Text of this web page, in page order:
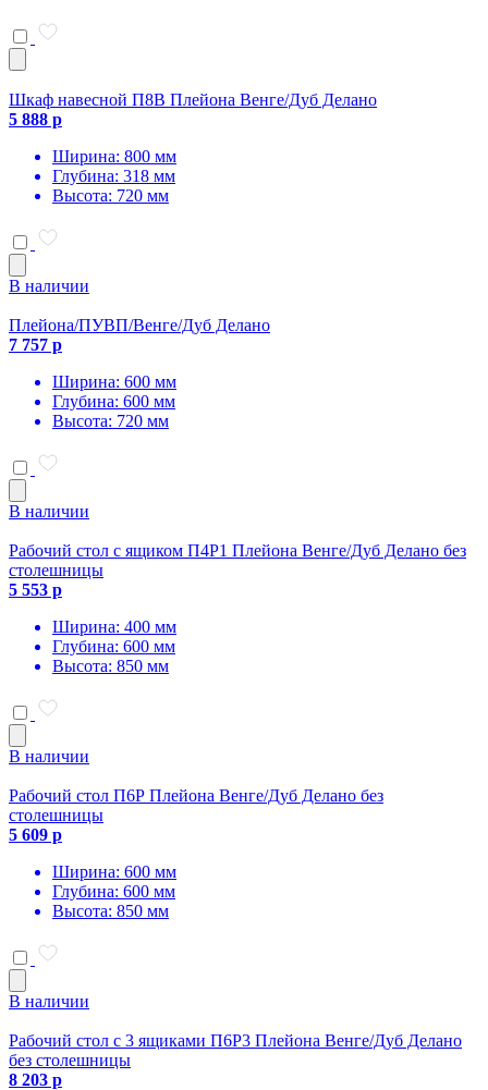
Шкаф навесной П8В Плейона Венге/Дуб Делано
5 888 р
Ширина: 800 мм
Глубина: 318 мм
Высота: 720 мм
В наличии
Плейона/ПУВП/Венге/Дуб Делано
7 757 р
Ширина: 600 мм
Глубина: 600 мм
Высота: 720 мм
В наличии
Рабочий стол с ящиком П4Р1 Плейона Венге/Дуб Делано без
столешницы
5 553 р
Ширина: 400 мм
Глубина: 600 мм
Высота: 850 мм
В наличии
Рабочий стол П6Р Плейона Венге/Дуб Делано без
столешницы
5 609 р
Ширина: 600 мм
Глубина: 600 мм
Высота: 850 мм
В наличии
Рабочий стол с 3 ящиками П6Р3 Плейона Венге/Дуб Делано
без столешницы
8 203 р